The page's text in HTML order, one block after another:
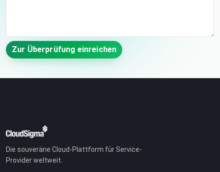
Zur Überprüfung einreichen
Die souveräne Cloud-Plattform für Service-
Provider weltweit.